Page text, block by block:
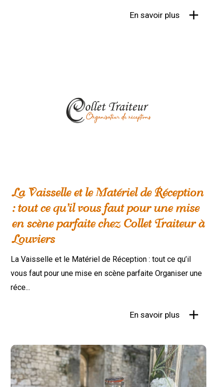
En savoir plus
La Vaisselle et le Matériel de Réception
: tout ce qu’il vous faut pour une mise
en scène parfaite chez Collet Traiteur à
Louviers
La Vaisselle et le Matériel de Réception : tout ce qu’il
vous faut pour une mise en scène parfaite Organiser une
réce...
En savoir plus